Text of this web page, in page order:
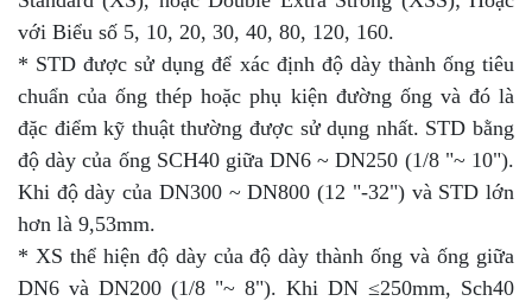
với Biểu số 5, 10, 20, 30, 40, 80, 120, 160.
* STD được sử dụng để xác định độ dày thành ống tiêu
chuẩn của ống thép hoặc phụ kiện đường ống và đó là
đặc điểm kỹ thuật thường được sử dụng nhất. STD bằng
độ dày của ống SCH40 giữa DN6 ~ DN250 (1/8 "~ 10").
Khi độ dày của DN300 ~ DN800 (12 "-32") và STD lớn
hơn là 9,53mm.
* XS thể hiện độ dày của độ dày thành ống và ống giữa
DN6 và DN200 (1/8 "~ 8"). Khi DN ≤250mm, Sch40